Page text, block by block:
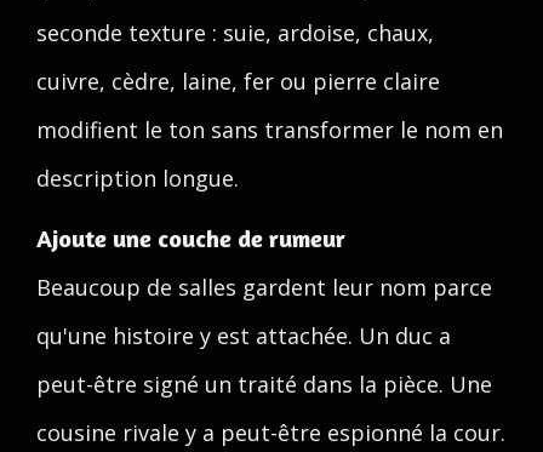
seconde texture : suie, ardoise, chaux,
cuivre, cèdre, laine, fer ou pierre claire
modifient le ton sans transformer le nom en
description longue.
Ajoute une couche de rumeur
Beaucoup de salles gardent leur nom parce
qu'une histoire y est attachée. Un duc a
peut-être signé un traité dans la pièce. Une
cousine rivale y a peut-être espionné la cour.